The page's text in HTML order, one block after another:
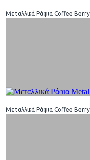
Μεταλλικά Ράφια Coffee Berry
Μεταλλικά Ράφια Coffee Berry